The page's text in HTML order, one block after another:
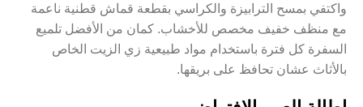
واكتفي بمسح الترابيزة والكراسي بقطعة قماش قطنية ناعمة
مع منظف خفيف مخصص للأخشاب. كمان من الأفضل تلميع
السفرة كل فترة باستخدام مواد طبيعية زي الزيت الخاص
بالأثاث عشان تحافظ على بريقها.